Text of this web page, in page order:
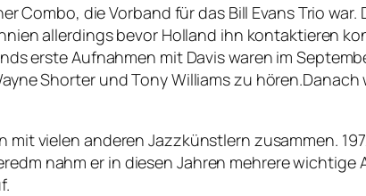
Combo, die Vorband für das Bill Evans Trio
allerdings bevor Holland ihn kontaktieren
erste Aufnahmen mit Davis waren im
Shorter und Tony Williams zu hören.Danach
vielen anderen Jazzkünstlern zusammen.
nahm er in diesen Jahren mehrere